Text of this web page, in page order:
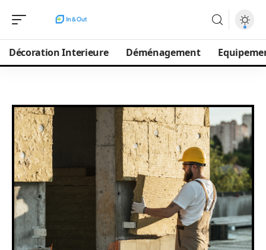
Décoration Interieure Déménagement